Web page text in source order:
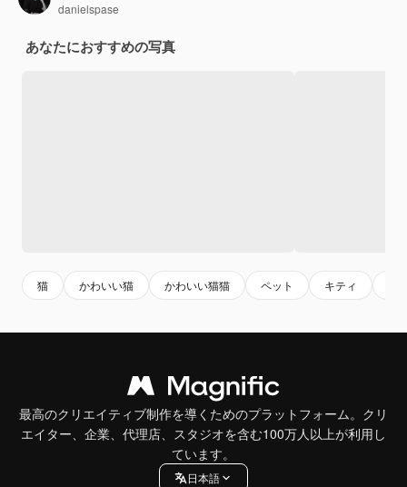
danielspase
あなたにおすすめの写真
猫 かわいい猫 かわいい猫猫 ペット キティ
最高のクリエイティブ制作を導くためのプラットフォーム。クリ
エイター、企業、代理店、スタジオを含む100万人以上が利用し
ています。
日本語